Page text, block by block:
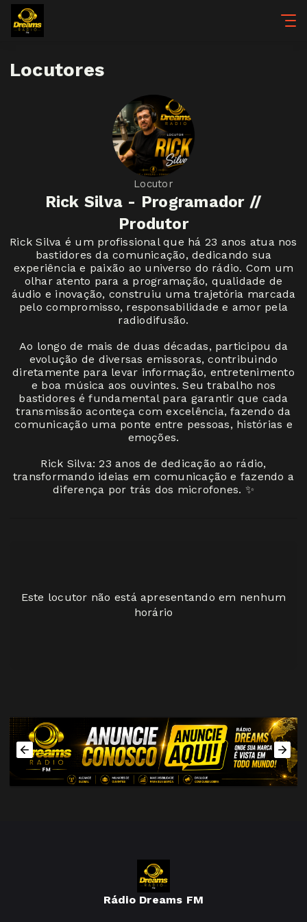
Locutores
Locutor
Rick Silva - Programador //
Produtor
Rick Silva é um profissional que há 23 anos atua nos
bastidores da comunicação, dedicando sua
experiência e paixão ao universo do rádio. Com um
olhar atento para a programação, qualidade de
áudio e inovação, construiu uma trajetória marcada
pelo compromisso, responsabilidade e amor pela
radiodifusão.
Ao longo de mais de duas décadas, participou da
evolução de diversas emissoras, contribuindo
diretamente para levar informação, entretenimento
e boa música aos ouvintes. Seu trabalho nos
bastidores é fundamental para garantir que cada
transmissão aconteça com excelência, fazendo da
comunicação uma ponte entre pessoas, histórias e
emoções.
Rick Silva: 23 anos de dedicação ao rádio,
transformando ideias em comunicação e fazendo a
diferença por trás dos microfones. ️✨
Este locutor não está apresentando em nenhum
horário
Rádio Dreams FM